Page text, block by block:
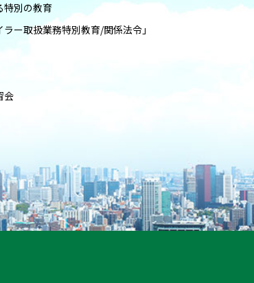
特別の教育
ー取扱業務特別教育/関係法令」
会